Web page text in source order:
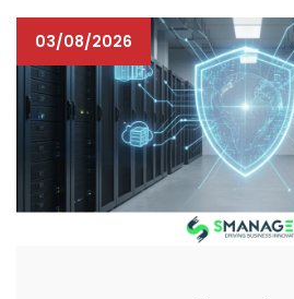
03/08/2026